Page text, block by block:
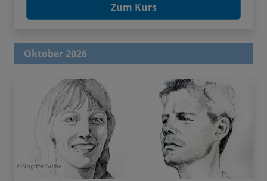
Zum Kurs
Oktober 2026
Brigitte Guhle